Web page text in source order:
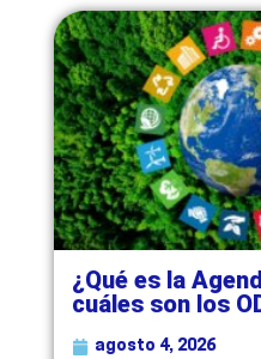
¿Qué es la
cuáles son los
agosto 4, 2026